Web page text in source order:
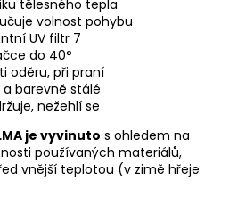
tělesného tepla
volnost pohybu
UV filtr 7
do 40°
oděru, při praní
barevně stálé
nežehlí se
je vyvinuto s ohledem na
používaných materiálů,
vnější teplotou (v zimě hřeje